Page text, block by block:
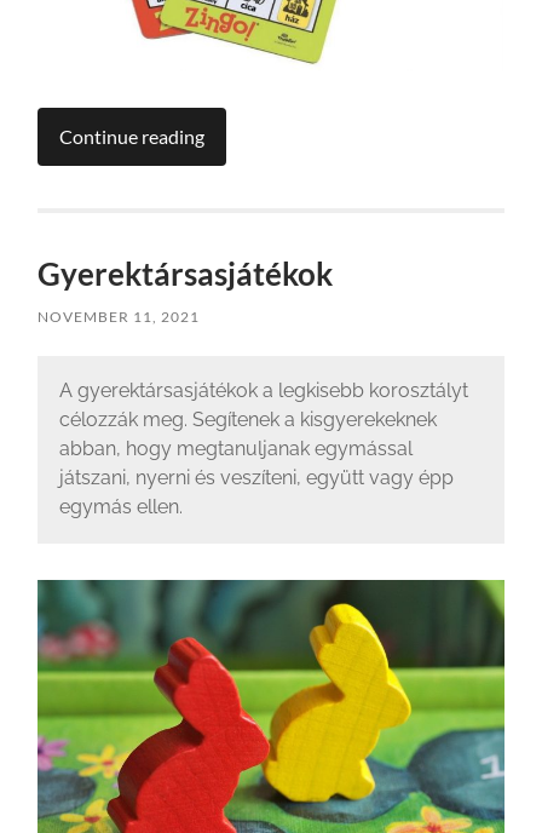
Continue reading
Gyerektársasjátékok
NOVEMBER 11, 2021
A gyerektársasjátékok a legkisebb korosztályt
célozzák meg. Segítenek a kisgyerekeknek
abban, hogy megtanuljanak egymással
játszani, nyerni és veszíteni, együtt vagy épp
egymás ellen.